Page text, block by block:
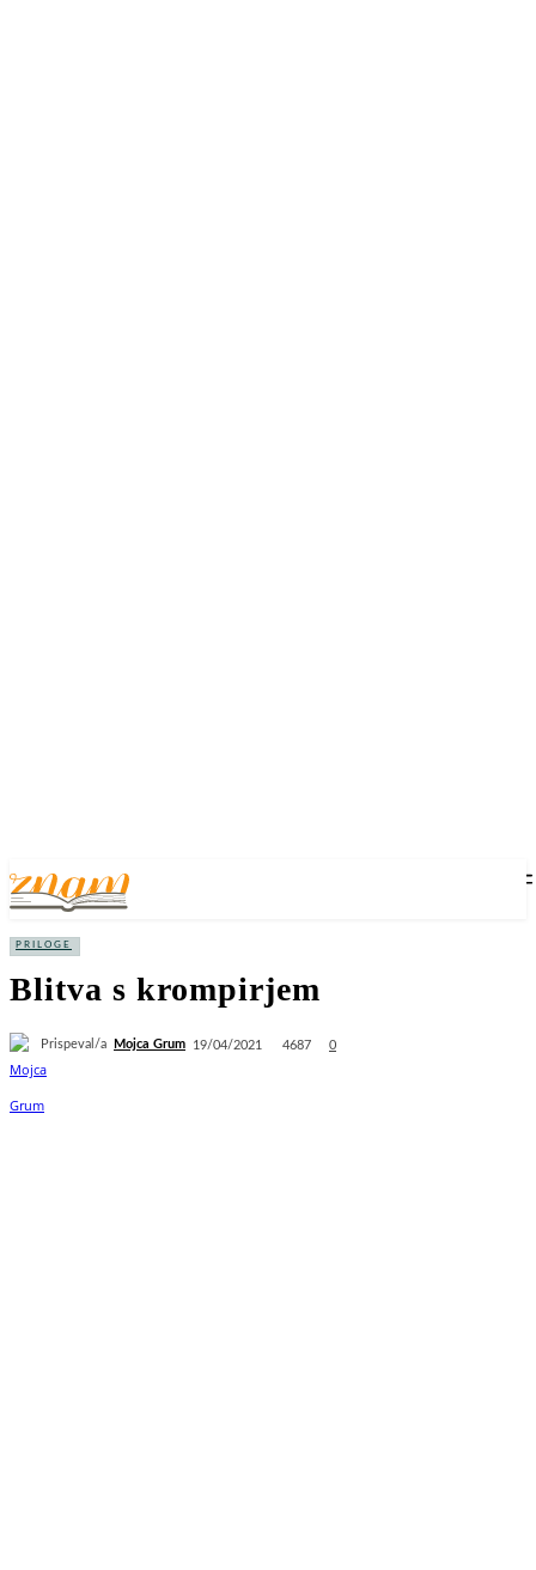
PRILOGE
Blitva s krompirjem
Prispeval/a Mojca Grum 19/04/2021 4687 0